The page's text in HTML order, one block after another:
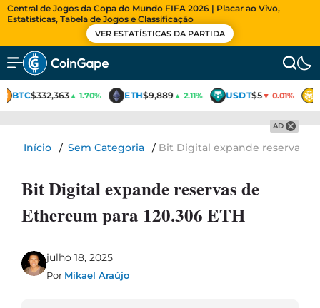
Central de Jogos da Copa do Mundo FIFA 2026 | Placar ao Vivo,
Estatísticas, Tabela de Jogos e Classificação
VER ESTATÍSTICAS DA PARTIDA
BTC$332,363▲ 1.70% ETH$9,889▲ 2.11% USDT$5▼ 0.01%
AD
Início / Sem Categoria / Bit Digital expande reservas
Bit Digital expande reservas de
Ethereum para 120.306 ETH
julho 18, 2025
Por Mikael Araújo